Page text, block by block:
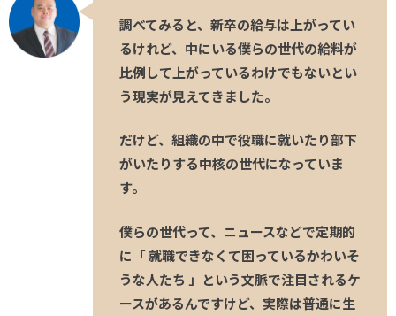
調べてみると、新卒の給与は上がってい
るけれど、中にいる僕らの世代の給料が
比例して上がっているわけでもないとい
う現実が見えてきました。
だけど、組織の中で役職に就いたり部下
がいたりする中核の世代になっていま
す。
僕らの世代って、ニュースなどで定期的
に「 就職できなくて困っているかわいそ
うな人たち 」という文脈で注目されるケ
ースがあるんですけど、実際は普通に生